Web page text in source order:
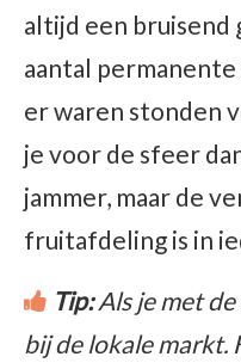
altijd een bruisend
aantal
er waren stonden
je voor de sfeer
jammer, maar de
fruitafdeling is in
Tip:Als je met
bij de lokale markt.